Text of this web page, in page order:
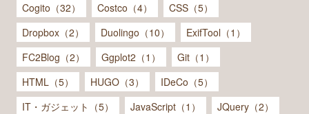
Cogito（32）
Costco（4）
CSS（5）
Dropbox（2）
Duolingo（10）
ExifTool（1）
FC2Blog（2）
Ggplot2（1）
Git（1）
HTML（5）
HUGO（3）
IDeCo（5）
IT・ガジェット（5）
JavaScript（1）
JQuery（2）